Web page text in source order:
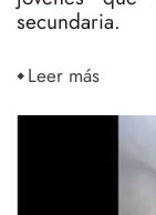
secundaria.
Leer más